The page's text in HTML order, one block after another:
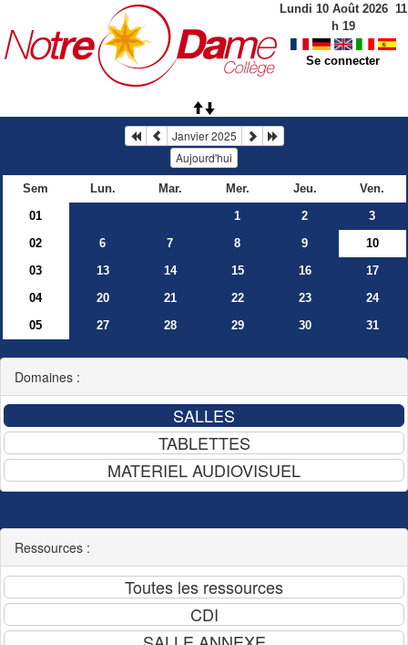
Lundi 10 Août 2026 11
h 19
Se connecter
Janvier 2025
Aujourd'hui
Sem Lun. Mar. Mer. Jeu.
Ven.
01
1 2
3
02
6 7 8 9
10
03
13 14 15 16
17
04
20 21 22 23
24
05
27 28 29 30 31
Domaines :
Ressources :